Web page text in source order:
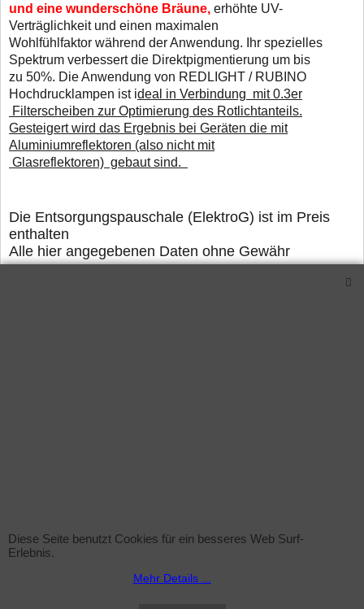
und eine wunderschöne Bräune, erhöhte UV-
Verträglichkeit und einen maximalen
Wohlfühlfaktor während der Anwendung. Ihr spezielles
Spektrum verbessert die Direktpigmentierung um bis
zu 50%. Die Anwendung von REDLIGHT / RUBINO
Hochdrucklampen ist ideal in Verbindung mit 0.3er
Filterscheiben zur Optimierung des Rotlichtanteils.
Gesteigert wird das Ergebnis bei Geräten die mit
Aluminiumreflektoren (also nicht mit
Glasreflektoren) gebaut sind.
Die Entsorgungspauschale (ElektroG) ist im Preis
enthalten
Alle hier angegebenen Daten ohne Gewähr
Diese Seite benutzt Cookies für ein besseres Web Surf-
Erlebnis.
Mehr Details ...